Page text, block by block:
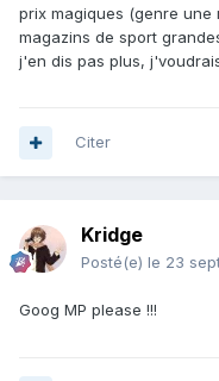
prix magiques (genre une
magazins de sport
j'en dis pas plus,
Citer
Kridge
Posté(e) le 23
Goog MP please !!!